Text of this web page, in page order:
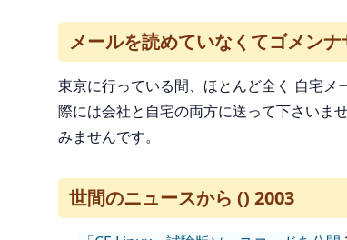
メールを読めていなくてゴメンナ
東京に行っている間、ほとんど全く 自宅メ
際には会社と自宅の両方に送って下さいま
みませんです。
世間のニュースから () 2003